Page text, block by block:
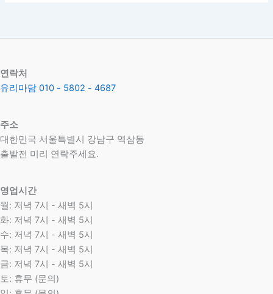
연락처
유리마담 010 - 5802 - 4687
주소
대한민국 서울특별시 강남구 역삼동
​출발전 미리 연락주세요.
영업시간
월: 저녁 7시 - 새벽 5시
화: 저녁 7시 - 새벽 5시
수: 저녁 7시 - 새벽 5시
목: 저녁 7시 - 새벽 5시
금: 저녁 7시 - 새벽 5시
토: 휴무 (문의)